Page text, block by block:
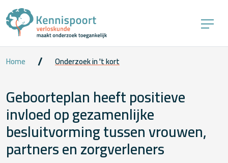
Home Onderzoek in 't kort
Geboorteplan heeft positieve
invloed op gezamenlijke
besluitvorming tussen vrouwen,
partners en zorgverleners